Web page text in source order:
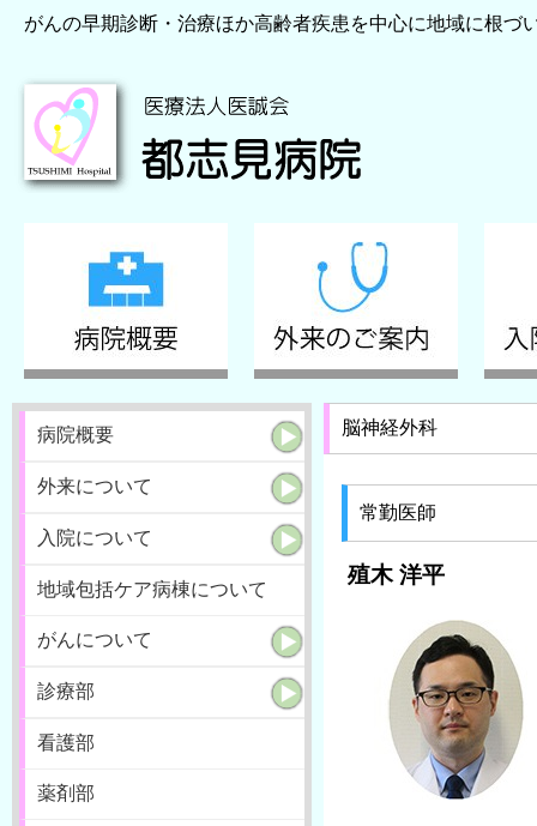
がんの早期診断・治療ほか高齢者疾患を中心に地域に根づ
病院概要
外来について
入院について
地域包括ケア病棟について
がんについて
診療部
看護部
薬剤部
脳神経外科
常勤医師
殖木 洋平